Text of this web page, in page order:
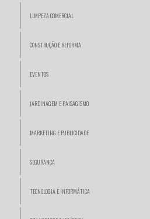
LIMPEZA COMERCIAL
CONSTRUÇÃO E REFORMA
EVENTOS
JARDINAGEM E PAISAGISMO
MARKETING E PUBLICIDADE
SEGURANÇA
TECNOLOGIA E INFORMÁTICA